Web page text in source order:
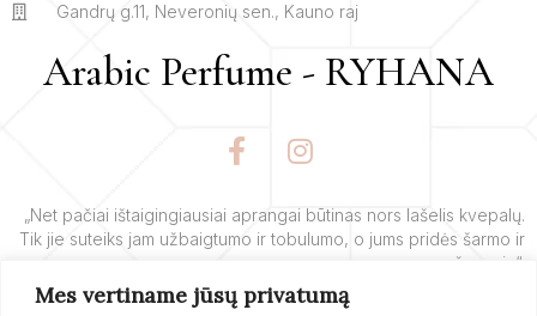
Mes vertiname jūsų privatumą
Gandrų g.11, Neveronių sen., Kauno raj
Arabic Perfume - RYHANA
F
a
e
b
o
I
n
t
a
g
r
„Net pačiai ištaigingiausiai aprangai būtinas nors lašelis kvepalų.
Tik jie suteiks jam užbaigtumo ir tobulumo, o jums pridės šarmo ir
žavesio“.